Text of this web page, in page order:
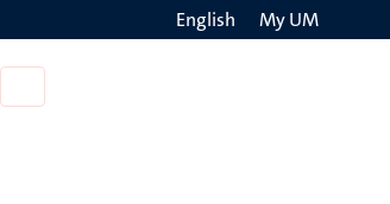
English My UM
Nieuws